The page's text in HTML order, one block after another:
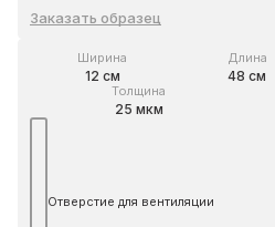
Заказать образец
Ширина
12 см
Длина
48 см
Толщина
25 мкм
Отверстие для вентиляции